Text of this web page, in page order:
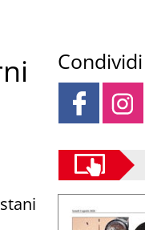
Condividi